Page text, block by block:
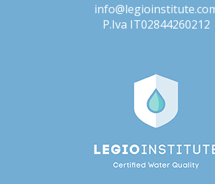
P.Iva IT02844260212